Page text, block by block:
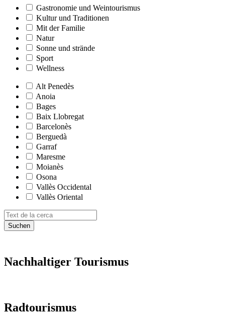
Gastronomie und Weintourismus
Kultur und Traditionen
Mit der Familie
Natur
Sonne und strände
Sport
Wellness
Alt Penedès
Anoia
Bages
Baix Llobregat
Barcelonès
Berguedà
Garraf
Maresme
Moianès
Osona
Vallès Occidental
Vallès Oriental
Suchen
Nachhaltiger Tourismus
Radtourismus